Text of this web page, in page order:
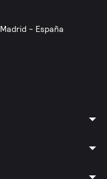
- España